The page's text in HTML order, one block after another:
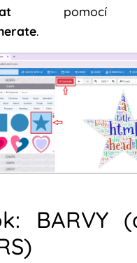
pomocí
.
BARVY